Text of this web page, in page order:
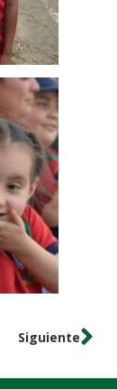
Siguiente